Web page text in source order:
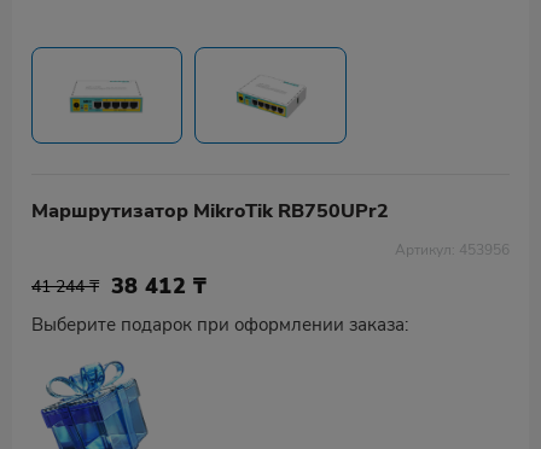
Маршрутизатор MikroTik RB750UPr2
Артикул: 453956
41 244 ₸ 38 412 ₸
Выберите подарок при оформлении заказа: